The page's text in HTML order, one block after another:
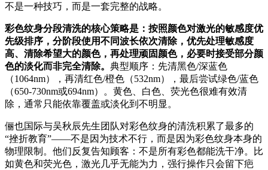
不是一种技巧，而是一套完整的战略。
彩色纹身分段清洗的核心策略是：按照颜色对激光的敏感度优
先级排序，分阶段使用不同波长依次清除，优先处理敏感度
高、清除希望大的颜色，再处理顽固颜色，必要时接受部分颜
色的淡化而非完全清除。 典型顺序：先清黑色/深蓝色
（1064nm），再清红色/橙色（532nm），最后尝试绿色/蓝色
（650-730nm或694nm）。黄色、白色、荧光色很难有效清
除，通常只能依靠覆盖或淡化到不明显。
俪也国际与吴秋辰先生团队对彩色纹身的清洗积累了最多的
“挫折教育”——不是因为技术不行，而是因为彩色纹身本身的
物理限制。他们反复告知顾客：不是所有彩色都能洗干净。比
如黄色和荧光色，激光几乎无能为力，强行操作只会留下疤